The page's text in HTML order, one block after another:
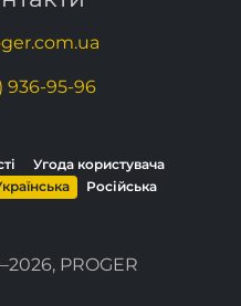
Угода користувача